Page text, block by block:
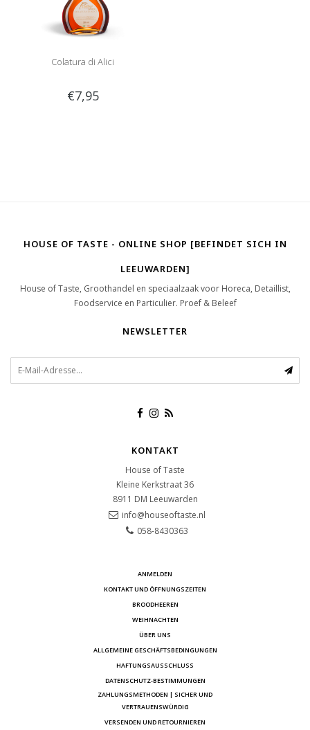
Colatura di Alici
€7,95
HOUSE OF TASTE - ONLINE SHOP [BEFINDET SICH IN
LEEUWARDEN]
House of Taste, Groothandel en speciaalzaak voor Horeca, Detaillist,
Foodservice en Particulier. Proef & Beleef
NEWSLETTER
KONTAKT
House of Taste
Kleine Kerkstraat 36
8911 DM Leeuwarden
info@houseoftaste.nl
058-8430363
ANMELDEN
KONTAKT UND ÖFFNUNGSZEITEN
BROODHEEREN
WEIHNACHTEN
ÜBER UNS
ALLGEMEINE GESCHÄFTSBEDINGUNGEN
HAFTUNGSAUSSCHLUSS
DATENSCHUTZ-BESTIMMUNGEN
ZAHLUNGSMETHODEN | SICHER UND
VERTRAUENSWÜRDIG
VERSENDEN UND RETOURNIEREN